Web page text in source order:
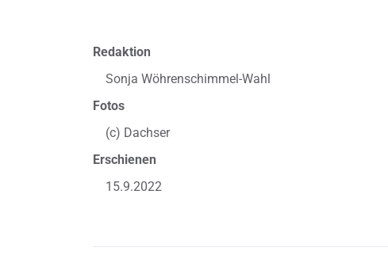
Redaktion
Sonja Wöhrenschimmel-Wahl
Fotos
(c) Dachser
Erschienen
15.9.2022